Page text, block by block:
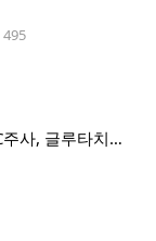
495
[노명희 수액 전문 클리닉] 고용량 비타민 C주사, 글루타치온, 뇌건강, 두통개선, 면역력증진, 코로나 예방